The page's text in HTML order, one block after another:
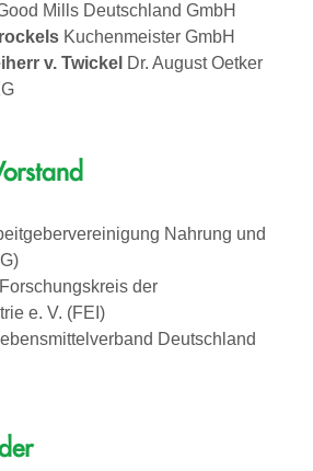
Mills Deutschland GmbH
Kuchenmeister GmbH
v. Twickel Dr. August Oetker
Nahrung und
Forschungskreis der
e. V. (FEI)
Deutschland